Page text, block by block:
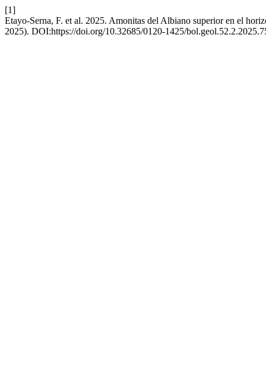
[1]
Etayo-Serna, F. et al. 2025. Amonitas del Albiano superior en el
2025). DOI:https://doi.org/10.32685/0120-1425/